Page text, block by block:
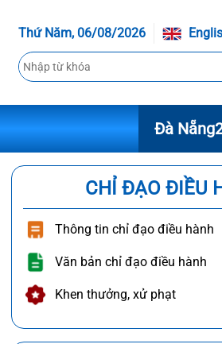
Thứ Năm, 06/08/2026
Đà Nẵng
CHỈ ĐẠO ĐIỀU
Thông tin chỉ đạo điều hành
Văn bản chỉ đạo điều hành
Khen thưởng, xử phạt